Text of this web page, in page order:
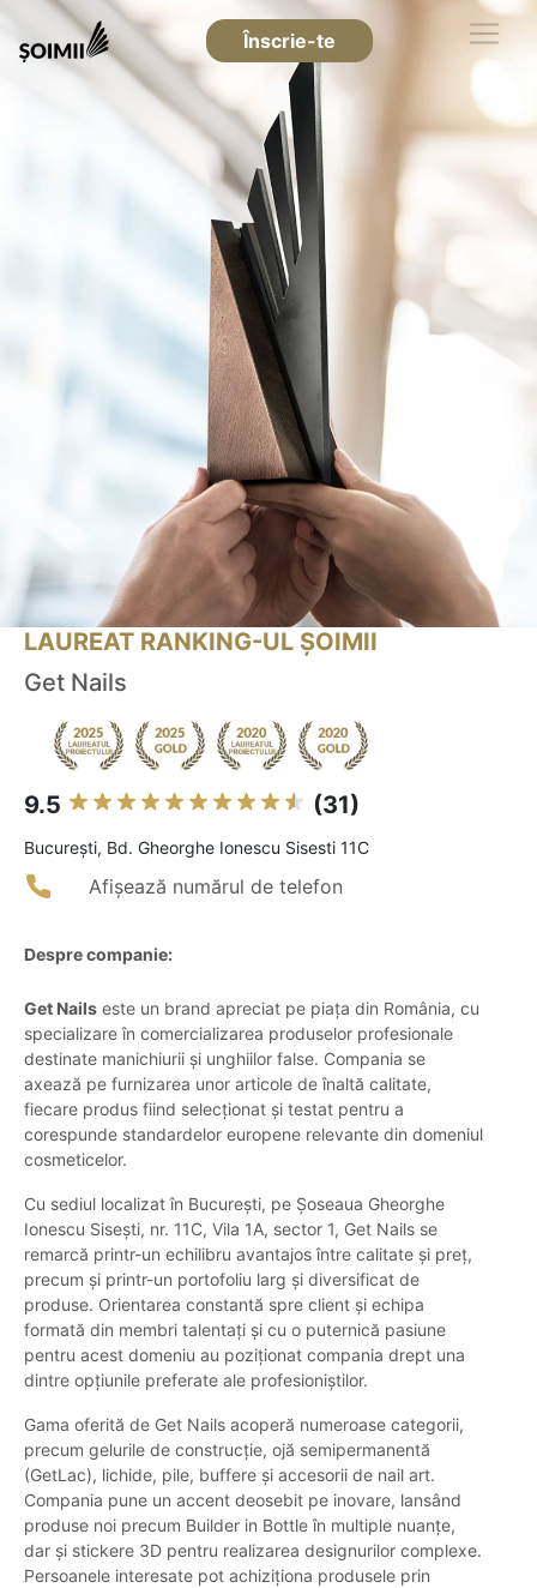
Înscrie-te
LAUREAT RANKING-UL ȘOIMII
Get Nails
9.5 (31)
Bucureşti, Bd. Gheorghe Ionescu Sisesti 11C
Afișează numărul de telefon
Despre companie:
Get Nails este un brand apreciat pe piața din România, cu
specializare în comercializarea produselor profesionale
destinate manichiurii și unghiilor false. Compania se
axează pe furnizarea unor articole de înaltă calitate,
fiecare produs fiind selecționat și testat pentru a
corespunde standardelor europene relevante din domeniul
cosmeticelor.
Cu sediul localizat în București, pe Șoseaua Gheorghe
Ionescu Sisești, nr. 11C, Vila 1A, sector 1, Get Nails se
remarcă printr-un echilibru avantajos între calitate și preț,
precum și printr-un portofoliu larg și diversificat de
produse. Orientarea constantă spre client și echipa
formată din membri talentați și cu o puternică pasiune
pentru acest domeniu au poziționat compania drept una
dintre opțiunile preferate ale profesioniștilor.
Gama oferită de Get Nails acoperă numeroase categorii,
precum gelurile de construcție, ojă semipermanentă
(GetLac), lichide, pile, buffere și accesorii de nail art.
Compania pune un accent deosebit pe inovare, lansând
produse noi precum Builder in Bottle în multiple nuanțe,
dar și stickere 3D pentru realizarea designurilor complexe.
Persoanele interesate pot achiziționa produsele prin